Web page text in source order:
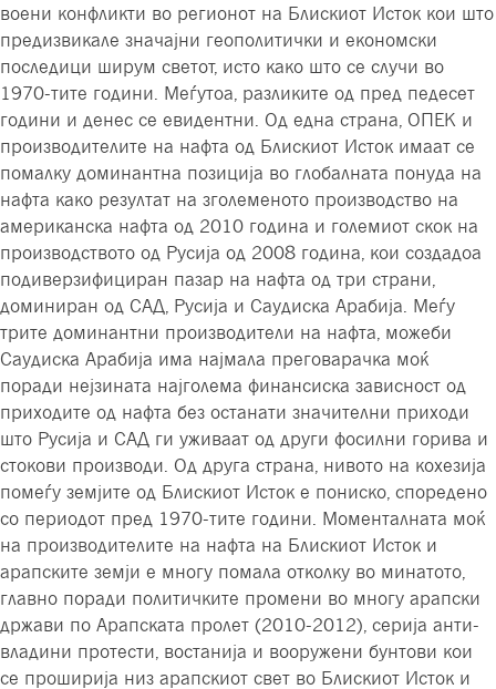
воени конфликти во регионот на Блискиот Исток кои што
предизвикале значајни геополитички и економски
последици ширум светот, исто како што се случи во
1970-тите години. Меѓутоа, разликите од пред педесет
години и денес се евидентни. Од една страна, ОПЕК и
производителите на нафта од Блискиот Исток имаат се
помалку доминантна позиција во глобалната понуда на
нафта како резултат на зголеменото производство на
американска нафта од 2010 година и големиот скок на
производството од Русија од 2008 година, кои создадоа
подиверзифициран пазар на нафта од три страни,
доминиран од САД, Русија и Саудиска Арабија. Меѓу
трите доминантни производители на нафта, можеби
Саудиска Арабија има најмала преговарачка моќ
поради нејзината најголема финансиска зависност од
приходите од нафта без останати значителни приходи
што Русија и САД ги уживаат од други фосилни горива и
стокови производи. Од друга страна, нивото на кохезија
помеѓу земјите од Блискиот Исток е пониско, споредено
со периодот пред 1970-тите години. Моменталната моќ
на производителите на нафта на Блискиот Исток и
арапските земји е многу помала отколку во минатото,
главно поради политичките промени во многу арапски
држави по Арапската пролет (2010-2012), серија анти-
владини протести, востанија и вооружени бунтови кои
се проширија низ арапскиот свет во Блискиот Исток и